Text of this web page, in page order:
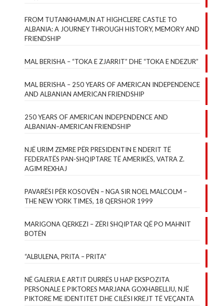
FROM TUTANKHAMUN AT HIGHCLERE CASTLE TO
ALBANIA: A JOURNEY THROUGH HISTORY, MEMORY AND
FRIENDSHIP
MAL BERISHA – “TOKA E ZJARRIT” DHE “TOKA E NDEZUR”
MAL BERISHA – 250 YEARS OF AMERICAN INDEPENDENCE
AND ALBANIAN AMERICAN FRIENDSHIP
250 YEARS OF AMERICAN INDEPENDENCE AND
ALBANIAN–AMERICAN FRIENDSHIP
NJË URIM ZEMRE PËR PRESIDENTIN E NDERIT TË
FEDERATËS PAN-SHQIPTARE TË AMERIKËS, VATRA Z.
AGIM REXHAJ
PAVARËSI PËR KOSOVËN – NGA SIR NOEL MALCOLM –
THE NEW YORK TIMES, 18 QERSHOR 1999
MARIGONA QERKEZI – ZËRI SHQIPTAR QË PO MAHNIT
BOTËN
“ALBULENA, PRITA – PRITA”
NË GALERIA E ARTIT DURRËS U HAP EKSPOZITA
PERSONALE E PIKTORES MARJANA GOXHABELLIU, NJË
PIKTORE ME IDENTITET DHE CILËSI KREJT TË VEÇANTA